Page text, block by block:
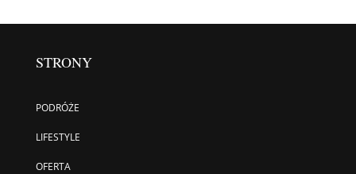
STRONY
PODRÓŻE
LIFESTYLE
OFERTA